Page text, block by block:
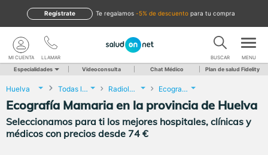
te regalamos -5% de descuento para tu compra
Regístrate
LLAMAR
MI CUENTA BUSCAR MENU
Especialidades Videoconsulta Chat Médico Plan de salud Fidelity
Huelva Todas las localidades Radiología Ecografía Mamaria
Ecografía Mamaria en la provincia de Huelva
Seleccionamos para ti los mejores hospitales, clínicas y
médicos con precios desde 74 €